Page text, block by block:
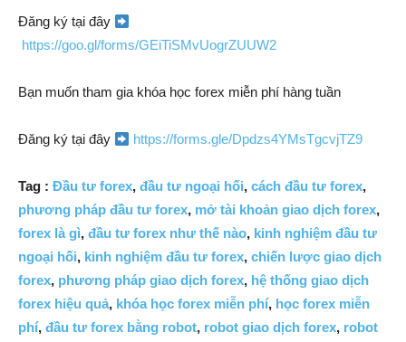
Đăng ký tại đây
https://goo.gl/forms/GEiTiSMvUogrZUUW2
Bạn muốn tham gia khóa học forex miễn phí hàng tuần
Đăng ký tại đây https://forms.gle/Dpdzs4YMsTgcvjTZ9
Tag : Đầu tư forex, đầu tư ngoại hối, cách đầu tư forex,
phương pháp đầu tư forex, mở tài khoản giao dịch forex,
forex là gì, đầu tư forex như thế nào, kinh nghiệm đầu tư
ngoại hối, kinh nghiệm đầu tư forex, chiến lược giao dịch
forex, phương pháp giao dịch forex, hệ thống giao dịch
forex hiệu quả, khóa học forex miễn phí, học forex miễn
phí, đầu tư forex bằng robot, robot giao dịch forex, robot